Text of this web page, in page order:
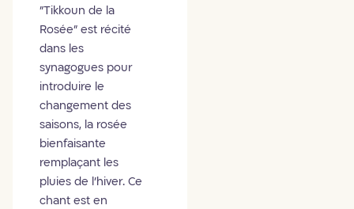
"Tikkoun de la
Rosée" est récité
dans les
synagogues pour
introduire le
changement des
saisons, la rosée
bienfaisante
remplaçant les
pluies de l’hiver. Ce
chant est en